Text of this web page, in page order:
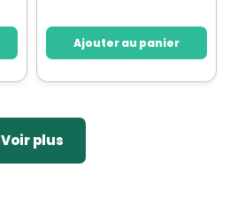
Ajouter au panier
Voir plus